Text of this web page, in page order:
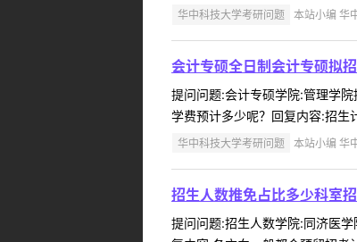
华中科技大学考研问题 本站小编 华
会计专硕全日制会计专硕拟
提问问题:会计专硕学院:管理学
学费预计多少呢？回复内容:招生
华中科技大学考研问题 本站小编 华
招生人数推免占比多少科室
提问问题:招生人数学院:同济医